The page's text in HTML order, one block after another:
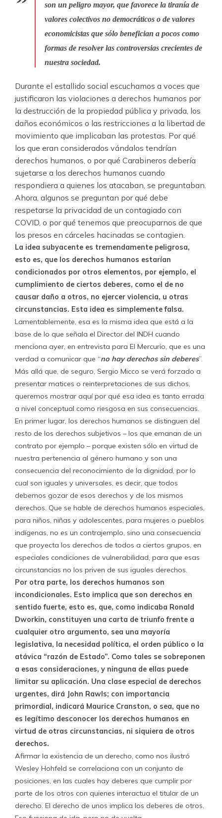
son un peligro mayor, que favorece la tiranía de
valores colectivos no democráticos o de valores
economicistas que sólo benefician a pocos como
formas de resolver las controversias crecientes de
nuestra sociedad.
Durante el estallido social escuchamos a voces que
justificaron las violaciones a derechos humanos por
la destrucción de la propiedad pública y privada, los
daños económicos o las restricciones a la libertad de
movimiento que implicaban las protestas. Por qué
los que eran considerados vándalos tendrían
derechos humanos, o por qué Carabineros debería
sujetarse a los derechos humanos cuando
respondiera a quienes los atacaban, se preguntaban.
Ahora, algunos se preguntan por qué debe
respetarse la privacidad de un contagiado con
COVID, o por qué tenemos que preocuparnos de que
los presos en cárceles hacinadas se contagien.
La idea subyacente es tremendamente peligrosa,
esto es, que los derechos humanos estarían
condicionados por otros elementos, por ejemplo, el
cumplimiento de ciertos deberes, como el de no
causar daño a otros, no ejercer violencia, u otras
circunstancias. Esta idea es simplemente falsa.
Lamentablemente, esa es la misma idea que está a la
base de lo que señala el Director del INDH cuando
menciona ayer, en entrevista para El Mercurio, que es una
verdad a comunicar que “no hay derechos sin deberes”.
Más allá que, de seguro, Sergio Micco se verá forzado a
presentar matices o reinterpretaciones de sus dichos,
queremos mostrar aquí por qué esa idea es tanto errada
a nivel conceptual como riesgosa en sus consecuencias.
En primer lugar, los derechos humanos se distinguen del
resto de los derechos subjetivos – los que emanan de un
contrato por ejemplo – porque existen sólo en virtud de
nuestra pertenencia al género humano y son una
consecuencia del reconocimiento de la dignidad, por lo
cual son iguales y universales, es decir, que todos
debemos gozar de esos derechos y de los mismos
derechos. Que se hable de derechos humanos especiales,
para niños, niñas y adolescentes, para mujeres o pueblos
indígenas, no es un contrajemplo, sino una consecuencia
que proyecta los derechos de todos a ciertos grupos, en
especiales condiciones de vulnerabilidad, para que esas
circunstancias no los priven de sus iguales derechos.
Por otra parte, los derechos humanos son
incondicionales. Esto implica que son derechos en
sentido fuerte, esto es, que, como indicaba Ronald
Dworkin, constituyen una carta de triunfo frente a
cualquier otro argumento, sea una mayoría
legislativa, la necesidad política, el orden público o la
atávica “razón de Estado”. Como tales se sobreponen
a esas consideraciones, y ninguna de ellas puede
limitar su aplicación. Una clase especial de derechos
urgentes, dirá John Rawls; con importancia
primordial, indicará Maurice Cranston, o sea, que no
es legítimo desconocer los derechos humanos en
virtud de otras circunstancias, ni siquiera de otros
derechos.
Afirmar la existencia de un derecho, como nos ilustró
Wesley Hohfeld se correlaciona con un conjunto de
posiciones, en las cuales hay deberes que cumplir por
parte de los otros con quienes interactua el titular de un
derecho. El derecho de unos implica los deberes de otros.